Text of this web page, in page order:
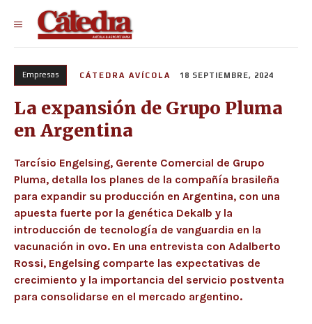
Empresas CÁTEDRA AVÍCOLA 18 SEPTIEMBRE, 2024
La expansión de Grupo Pluma
en Argentina
Tarcísio Engelsing, Gerente Comercial de Grupo
Pluma, detalla los planes de la compañía brasileña
para expandir su producción en Argentina, con una
apuesta fuerte por la genética Dekalb y la
introducción de tecnología de vanguardia en la
vacunación in ovo. En una entrevista con Adalberto
Rossi, Engelsing comparte las expectativas de
crecimiento y la importancia del servicio postventa
para consolidarse en el mercado argentino.